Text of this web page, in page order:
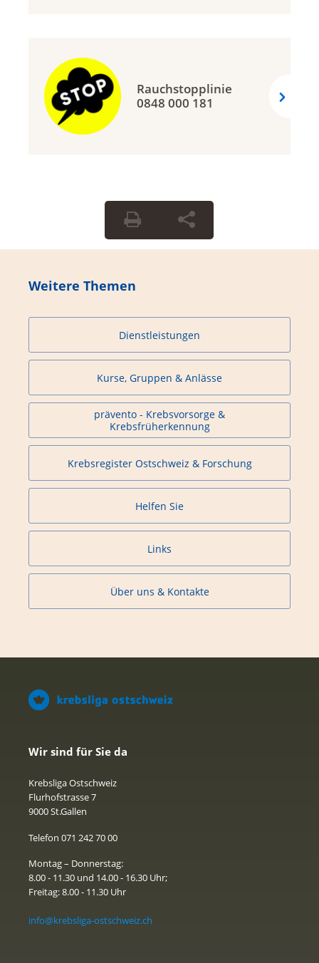
Rauchstopplinie
0848 000 181
Weitere Themen
Dienstleistungen
Kurse, Gruppen & Anlässe
prävento - Krebsvorsorge &
Krebsfrüherkennung
Krebsregister Ostschweiz & Forschung
Helfen Sie
Links
Über uns & Kontakte
Wir sind für Sie da
Krebsliga Ostschweiz
Flurhofstrasse 7
9000 St.Gallen
Telefon 071 242 70 00
Montag – Donnerstag:
8.00 - 11.30 und 14.00 - 16.30 Uhr;
Freitag: 8.00 - 11.30 Uhr
info@krebsliga-ostschweiz.ch